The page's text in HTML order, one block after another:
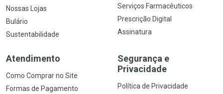
Nossas Lojas
Bulário
Sustentabilidade
Serviços Farmacêuticos
Prescrição Digital
Assinatura
Atendimento
Como Comprar no Site
Formas de Pagamento
Segurança e
Privacidade
Política de Privacidade